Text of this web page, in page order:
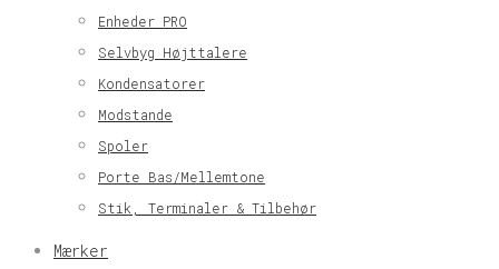
Enheder PRO
Selvbyg Højttalere
Kondensatorer
Modstande
Spoler
Porte Bas/Mellemtone
Stik, Terminaler & Tilbehør
Mærker